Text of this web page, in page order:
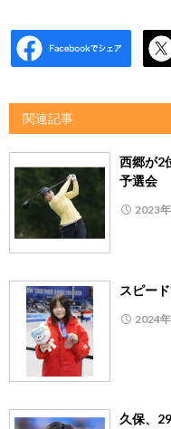
関連記事
西郷が2
予選会
2023
スピー
2024
久保、